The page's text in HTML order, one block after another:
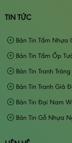
TIN TỨC
Bản Tin Tấm Nhựa
Bản Tin Tấm Ốp
Bản Tin Tranh
Bản Tin Tranh Giả
Bản Tin Đại Nam
Bản Tin Gỗ Nhựa